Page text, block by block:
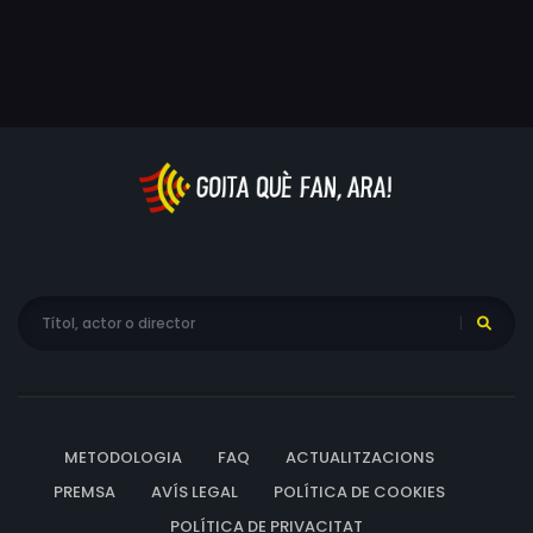
METODOLOGIA FAQ
ACTUALITZACIONS
PREMSA
AVÍS LEGAL
POLÍTICA DE COOKIES
POLÍTICA DE PRIVACITAT